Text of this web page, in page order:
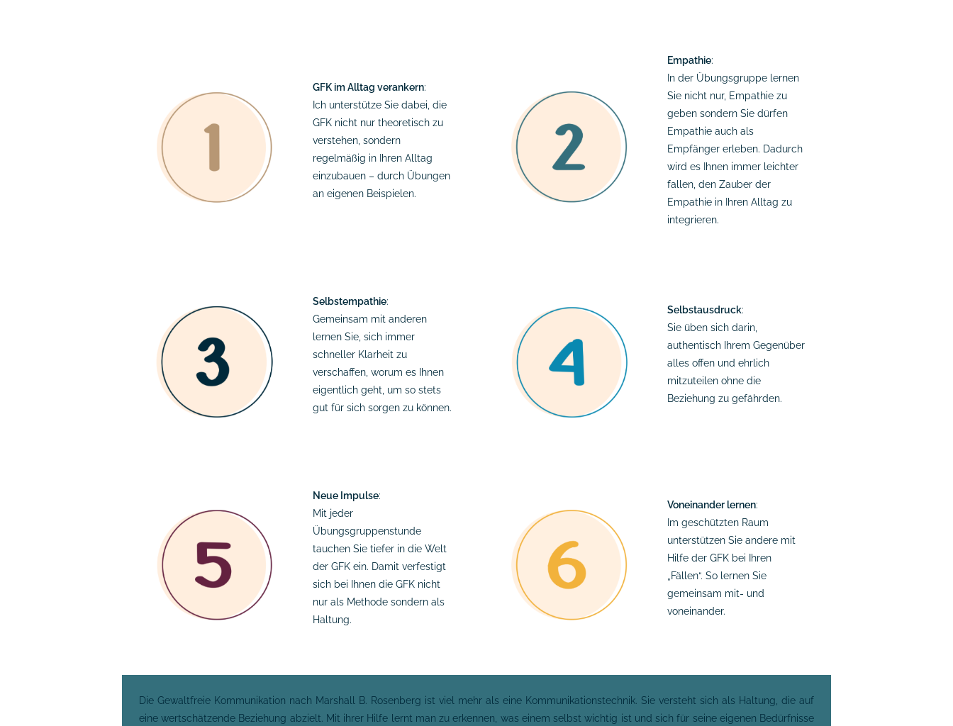
GFK im Alltag verankern:
Ich unterstütze Sie dabei, die
GFK nicht nur theoretisch zu
verstehen, sondern
regelmäßig in Ihren Alltag
einzubauen – durch Übungen
an eigenen Beispielen.
Empathie:
In der Übungsgruppe lernen
Sie nicht nur, Empathie zu
geben sondern Sie dürfen
Empathie auch als
Empfänger erleben. Dadurch
wird es Ihnen immer leichter
fallen, den Zauber der
Empathie in Ihren Alltag zu
integrieren.
Selbstempathie:
Gemeinsam mit anderen
lernen Sie, sich immer
schneller Klarheit zu
verschaffen, worum es Ihnen
eigentlich geht, um so stets
gut für sich sorgen zu können.
Selbstausdruck:
Sie üben sich darin,
authentisch Ihrem Gegenüber
alles offen und ehrlich
mitzuteilen ohne die
Beziehung zu gefährden.
Neue Impulse:
Mit jeder
Übungsgruppenstunde
tauchen Sie tiefer in die Welt
der GFK ein. Damit verfestigt
sich bei Ihnen die GFK nicht
nur als Methode sondern als
Haltung.
Voneinander lernen:
Im geschützten Raum
unterstützen Sie andere mit
Hilfe der GFK bei Ihren
„Fällen“. So lernen Sie
gemeinsam mit- und
voneinander.
Die Gewaltfreie Kommunikation nach Marshall B. Rosenberg ist viel mehr als eine Kommunikationstechnik. Sie versteht sich als Haltung, die auf
eine wertschätzende Beziehung abzielt. Mit ihrer Hilfe lernt man zu erkennen, was einem selbst wichtig ist und sich für seine eigenen Bedürfnisse